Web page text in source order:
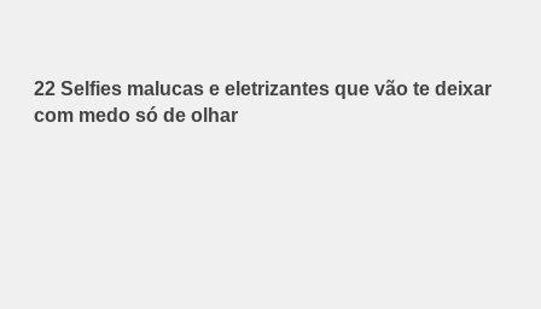
22 Selfies malucas e eletrizantes que vão te deixar
com medo só de olhar